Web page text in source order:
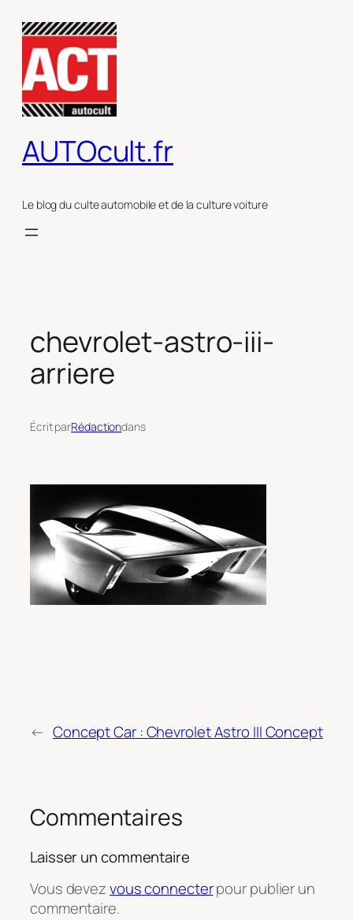
contenu
AUTOcult.fr
Le blog du culte automobile et de la culture voiture
chevrolet-astro-iii-
arriere
Écrit parRédactiondans
← Concept Car : Chevrolet Astro III Concept
Commentaires
Laisser un commentaire
Vous devezvous connecterpour publier un
commentaire.